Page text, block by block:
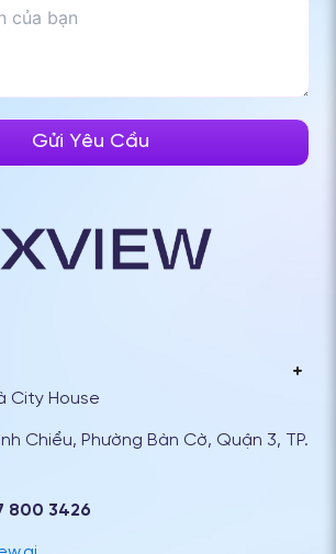
City House
Chiểu, Phường Bàn Cờ, Quận 3, TP.
800 3426